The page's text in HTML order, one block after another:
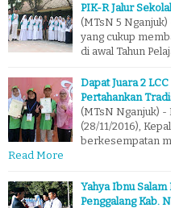
PIK-R Jalur
(MTsN 5
yang cukup
di awal Tahun
Dapat Juara 2
Pertahankan
(MTsN Nganjuk)
(28/11/2016),
berkesempatan
Read More
Yahya Ibnu Salam
Penggalang Kab.